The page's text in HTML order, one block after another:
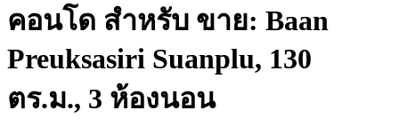
คอนโด สำหรับ ขาย: Baan
Preuksasiri Suanplu, 130
ตร.ม., 3 ห้องนอน